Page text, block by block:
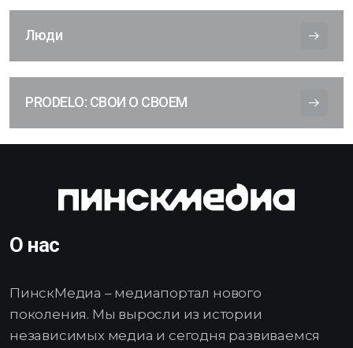
Люди
PRODELO: СВОИ О СВОЕМ
О нас
ПинскМедиа – медиапортал нового
поколения. Мы выросли из истории
независимых медиа и сегодня развиваемся